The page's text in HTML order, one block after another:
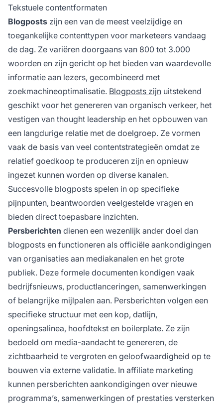
Tekstuele contentformaten
Blogposts zijn een van de meest veelzijdige en
toegankelijke contenttypen voor marketeers vandaag
de dag. Ze variëren doorgaans van 800 tot 3.000
woorden en zijn gericht op het bieden van waardevolle
informatie aan lezers, gecombineerd met
zoekmachineoptimalisatie. Blogposts zijn uitstekend
geschikt voor het genereren van organisch verkeer, het
vestigen van thought leadership en het opbouwen van
een langdurige relatie met de doelgroep. Ze vormen
vaak de basis van veel contentstrategieën omdat ze
relatief goedkoop te produceren zijn en opnieuw
ingezet kunnen worden op diverse kanalen.
Succesvolle blogposts spelen in op specifieke
pijnpunten, beantwoorden veelgestelde vragen en
bieden direct toepasbare inzichten.
Persberichten dienen een wezenlijk ander doel dan
blogposts en functioneren als officiële aankondigingen
van organisaties aan mediakanalen en het grote
publiek. Deze formele documenten kondigen vaak
bedrijfsnieuws, productlanceringen, samenwerkingen
of belangrijke mijlpalen aan. Persberichten volgen een
specifieke structuur met een kop, datlijn,
openingsalinea, hoofdtekst en boilerplate. Ze zijn
bedoeld om media-aandacht te genereren, de
zichtbaarheid te vergroten en geloofwaardigheid op te
bouwen via externe validatie. In affiliate marketing
kunnen persberichten aankondigingen over nieuwe
programma’s, samenwerkingen of prestaties versterken